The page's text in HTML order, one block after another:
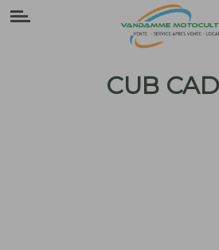
Panneau de gestion des cookies
CUB